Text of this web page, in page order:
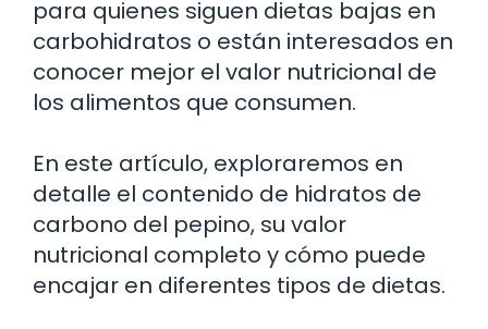
para quienes siguen dietas bajas en
carbohidratos o están interesados en
conocer mejor el valor nutricional de
los alimentos que consumen.
En este artículo, exploraremos en
detalle el contenido de hidratos de
carbono del pepino, su valor
nutricional completo y cómo puede
encajar en diferentes tipos de dietas.